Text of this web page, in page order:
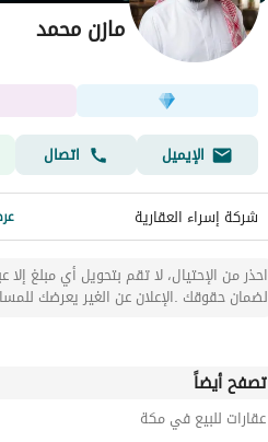
مازن محمد
الإيميل اتصال
شركة إسراء العقارية
احذر من الإحتيال، لا تقم بتحويل أي مبلغ إلا
لضمان حقوقك .الإعلان عن الغير يعرضك
تصفح أيضاً
عقارات للبيع في مكة